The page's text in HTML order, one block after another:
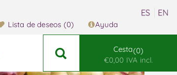
Lista de deseos (0) Ayuda
Cesta 0
€0,00 IVA incl.